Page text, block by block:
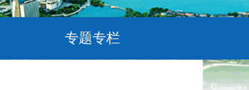
专题专栏